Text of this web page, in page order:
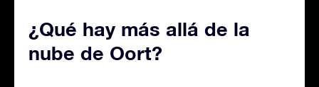
¿Qué hay más allá de la
nube de Oort?